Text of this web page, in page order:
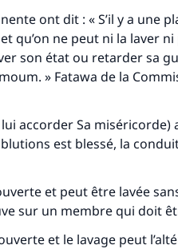
ont dit : « S’il y a une
qu’on ne peut ni la laver
son état ou retarder sa
. » Fatawa de la
accorder Sa miséricorde)
est blessé, la
et peut être lavée
sur un membre qui doit
et le lavage peut
dans la vie de
à votre
apporter des réponses.